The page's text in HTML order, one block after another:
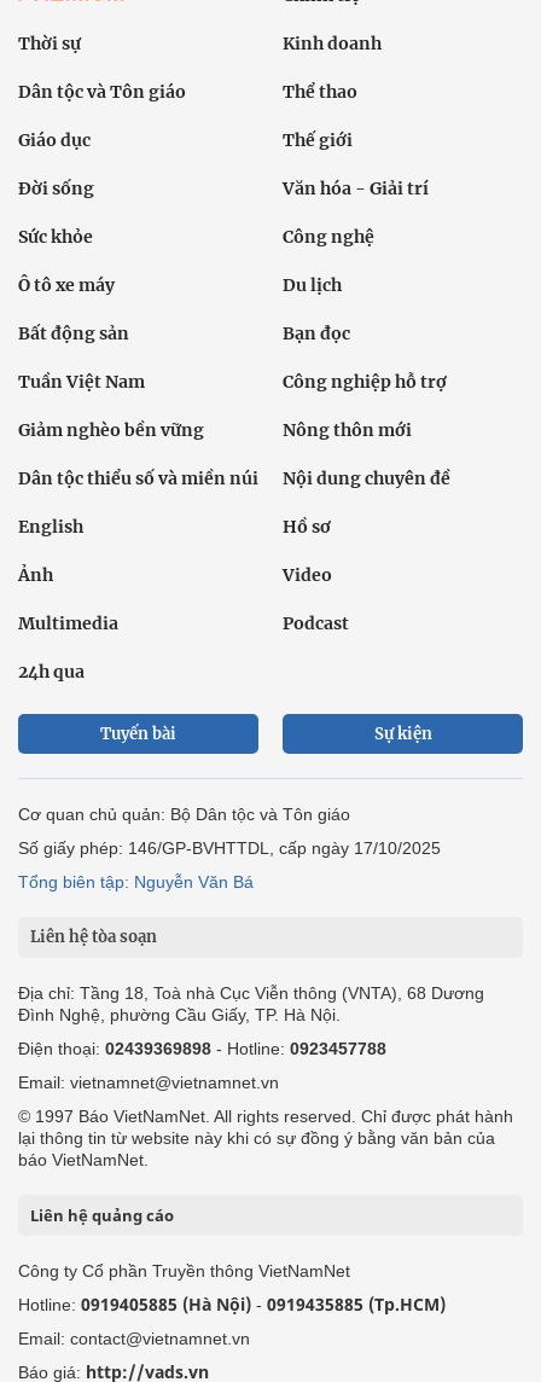
Thời sự Kinh doanh
Dân tộc và Tôn giáo Thể thao
Giáo dục Thế giới
Đời sống Văn hóa - Giải trí
Sức khỏe Công nghệ
Ô tô xe máy Du lịch
Bất động sản Bạn đọc
Tuần Việt Nam Công nghiệp hỗ trợ
Giảm nghèo bền vững Nông thôn mới
Dân tộc thiểu số và miền núi Nội dung chuyên đề
English Hồ sơ
Ảnh Video
Multimedia Podcast
24h qua
Tuyến bài Sự kiện
Cơ quan chủ quản: Bộ Dân tộc và Tôn giáo
Số giấy phép: 146/GP-BVHTTDL, cấp ngày 17/10/2025
Tổng biên tập: Nguyễn Văn Bá
Liên hệ tòa soạn
Địa chỉ: Tầng 18, Toà nhà Cục Viễn thông (VNTA), 68 Dương
Đình Nghệ, phường Cầu Giấy, TP. Hà Nội.
Điện thoại: 02439369898 - Hotline: 0923457788
Email: vietnamnet@vietnamnet.vn
© 1997 Báo VietNamNet. All rights reserved. Chỉ được phát hành
lại thông tin từ website này khi có sự đồng ý bằng văn bản của
báo VietNamNet.
Liên hệ quảng cáo
Công ty Cổ phần Truyền thông VietNamNet
Hotline: 0919405885 (Hà Nội) - 0919435885 (Tp.HCM)
Email: contact@vietnamnet.vn
Báo giá: http://vads.vn